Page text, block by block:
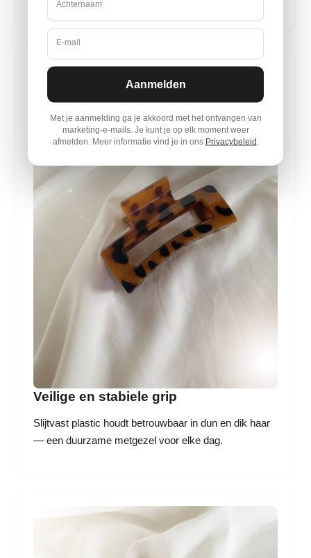
Veilige en stabiele grip
Slijtvast plastic houdt betrouwbaar in dun en dik haar
— een duurzame metgezel voor elke dag.
Achternaam
E-mail
Aanmelden
Met je aanmelding ga je akkoord met het ontvangen van
marketing-e-mails. Je kunt je op elk moment weer
afmelden. Meer informatie vind je in ons Privacybeleid